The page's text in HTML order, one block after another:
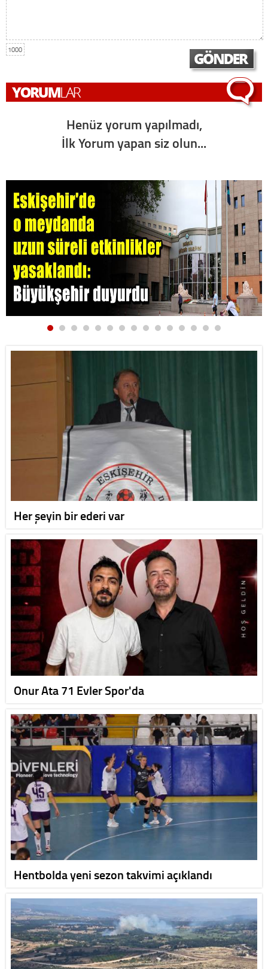
1000
Henüz yorum yapılmadı,
İlk Yorum yapan siz olun...
Her şeyin bir ederi var
Onur Ata 71 Evler Spor'da
Hentbolda yeni sezon takvimi açıklandı